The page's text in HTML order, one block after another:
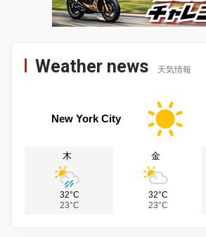
Weather news 天気情報
New York City
木
32°C
23°C
金
32°C
23°C